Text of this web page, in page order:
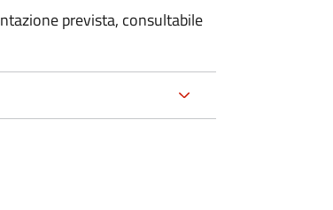
prevista, consultabile